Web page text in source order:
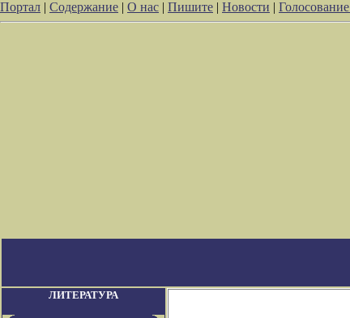
Портал | Содержание | О нас | Пишите | Новости | Голосование
ЛИТЕРАТУРА